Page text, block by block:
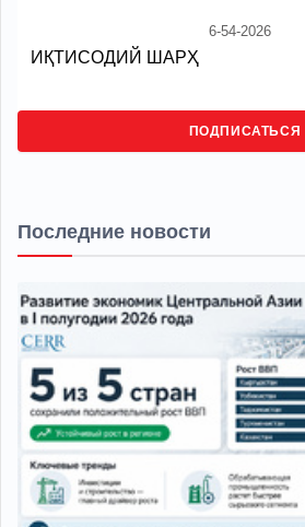
6-54-2026
ИҚТИСОДИЙ ШАРҲ
ПОДПИСАТЬСЯ
Последние новости